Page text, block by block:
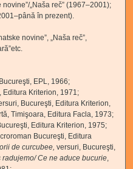
„Naša reč” (1967–2001);
în prezent).
novine”, „Naša reč”,
Bucureşti, EPL, 1966;
Editura Kriterion, 1971;
Bucureşti, Editura Kriterion,
Timişoara, Editura Facla, 1973;
Editura Kriterion, 1975;
Bucureşti, Editura
de curcubee, versuri, Bucureşti,
radujemo/ Ce ne aduce bucurie,